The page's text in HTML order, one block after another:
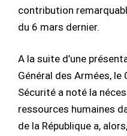
contribution
du 6 mars dernier.
A la suite d’une
Général des Armées, le
Sécurité a noté la
ressources humaines
de la République a,